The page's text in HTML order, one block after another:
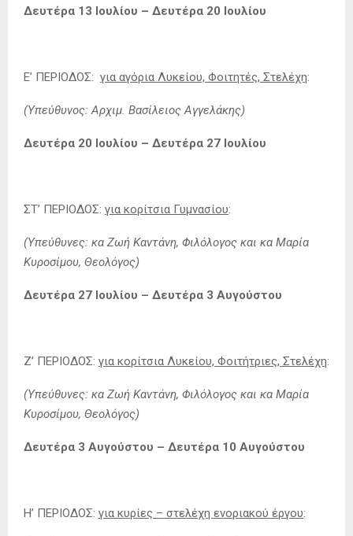
Δευτέρα 13 Ιουλίου – Δευτέρα 20 Ιουλίου
Ε’ ΠΕΡΙΟΔΟΣ: για αγόρια Λυκείου, Φοιτητές, Στελέχη:
(Υπεύθυνος: Αρχιμ. Βασίλειος Αγγελάκης)
Δευτέρα 20 Ιουλίου – Δευτέρα 27 Ιουλίου
ΣΤ’ ΠΕΡΙΟΔΟΣ: για κορίτσια Γυμνασίου:
(Υπεύθυνες: κα Ζωή Καντάνη, Φιλόλογος και κα Μαρία
Κυροσίμου, Θεολόγος)
Δευτέρα 27 Ιουλίου – Δευτέρα 3 Αυγούστου
Ζ’ ΠΕΡΙΟΔΟΣ: για κορίτσια Λυκείου, Φοιτήτριες, Στελέχη:
(Υπεύθυνες: κα Ζωή Καντάνη, Φιλόλογος και κα Μαρία
Κυροσίμου, Θεολόγος)
Δευτέρα 3 Αυγούστου – Δευτέρα 10 Αυγούστου
Η’ ΠΕΡΙΟΔΟΣ: για κυρίες – στελέχη ενοριακού έργου: